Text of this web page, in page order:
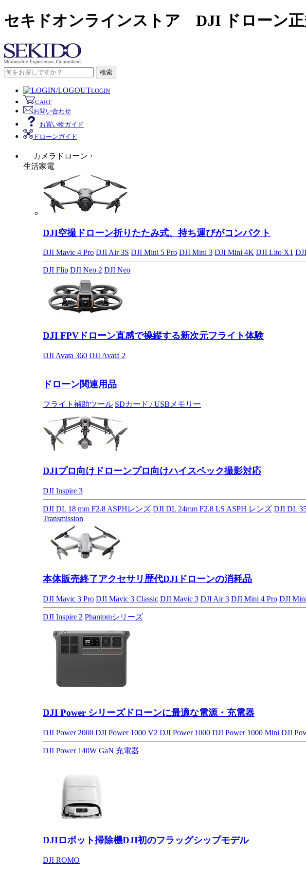
セキドオンラインストア DJI ドローン正
検索
LOGIN
CART
お問い合わせ
お買い物ガイド
ドローンガイド
カメラドローン・
生活家電
DJI空撮ドローン折りたたみ式、持ち運びがコンパクト
DJI Mavic 4 Pro DJI Air 3S DJI Mini 5 Pro DJI Mini 3 DJI Mini 4K DJI Lito X1
DJI Flip DJI Neo 2 DJI Neo
DJI FPVドローン直感で操縦する新次元フライト体験
DJI Avata 360 DJI Avata 2
ドローン関連用品
フライト補助ツール SDカード / USBメモリー
DJIプロ向けドローンプロ向けハイスペック撮影対応
DJI Inspire 3
DJI DL 18 mm F2.8 ASPHレンズ DJI DL 24mm F2.8 LS ASPH レンズ DJI DL
Transmission
本体販売終了アクセサリ 歴代DJIドローンの消耗品
DJI Mavic 3 Pro DJI Mavic 3 Classic DJI Mavic 3 DJI Air 3 DJI Mini 4 Pro DJI
DJI Inspire 2 Phantomシリーズ
DJI Power シリーズドローンに最適な電源・充電器
DJI Power 2000 DJI Power 1000 V2 DJI Power 1000 DJI Power 1000 Mini DJI
DJI Power 140W GaN 充電器
DJIロボット掃除機DJI初のフラッグシップモデル
DJI ROMO